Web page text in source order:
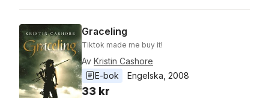
Graceling
Tiktok made me buy it!
Av Kristin Cashore
E-bok
Engelska 2008
33 kr